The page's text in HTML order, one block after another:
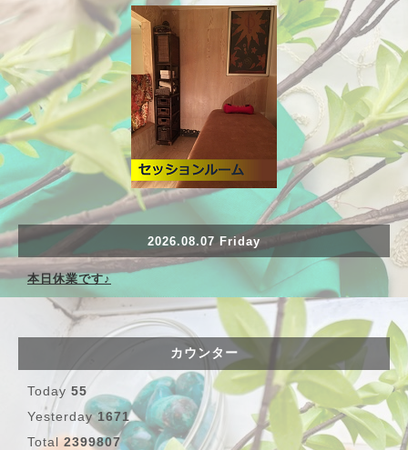
2026.08.07 Friday
本日休業です♪
カウンター
Today 55
Yesterday1671
Total 2399807